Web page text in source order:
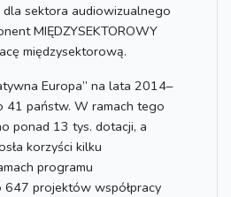
dla sektora audiowizualnego
MIĘDZYSEKTOROWY
międzysektorową.
Europa” na lata 2014–
41 państw. W ramach tego
ponad 13 tys. dotacji, a
korzyści kilku
programu
647 projektów współpracy